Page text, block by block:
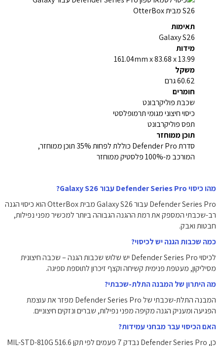
תאימות
Galaxy S26
מידות
161.04mm x 83.68 x 13.99
משקל
60.62 גרם
חומרים
שכבת פוליקרבונט
כיסוי חיצוני מגומי תרמופלסטי
תפס פוליקרבונט
תוכן ממוחזר
סדרת Defender Pro כוללת לפחות 35% תוכן ממוחזר,
המורכב מ-100% פלסטיק ממוחזר
מהו כיסוי Defender Series Pro עבור Galaxy S26?
Defender Series Pro עבור Galaxy S26 מבית OtterBox הוא כיסוי הגנה
רב-שכבתי המספק את רמת ההגנה הגבוהה ביותר למכשיר מפני נפילות,
חבטות ואבק.
כמה שכבות הגנה יש לכיסוי?
לכיסוי Defender Series Pro יש שלוש שכבות הגנה – שכבה חיצונית
מסיליקון, מעטפת פנימית קשיחה וקצף זיכרון לתוספת ספיגה.
מה היתרון של המבנה התלת-שכבתי?
המבנה התלת-שכבתי של Defender Series Pro מפזר את עוצמת
הפגיעה ומעניק הגנה מקיפה מפני נפילות, שברים ונזקים חיצוניים.
האם הכיסוי עבר מבחני עמידות?
כן, Defender Series Pro נבדק 7 פעמים לפי תקן MIL-STD-810G 516.6